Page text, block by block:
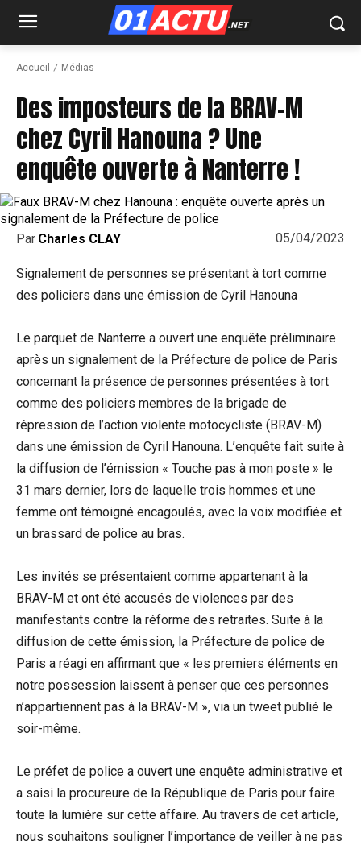
Accueil Médias
Des imposteurs de la BRAV-M
chez Cyril Hanouna ? Une
enquête ouverte à Nanterre !
05/04/2023
Par Charles CLAY
Signalement de personnes se présentant à tort comme
des policiers dans une émission de Cyril Hanouna
Le parquet de Nanterre a ouvert une enquête préliminaire
après un signalement de la Préfecture de police de Paris
concernant la présence de personnes présentées à tort
comme des policiers membres de la brigade de
répression de l’action violente motocycliste (BRAV-M)
dans une émission de Cyril Hanouna. L’enquête fait suite à
la diffusion de l’émission « Touche pas à mon poste » le
31 mars dernier, lors de laquelle trois hommes et une
femme ont témoigné encagoulés, avec la voix modifiée et
un brassard de police au bras.
Les invités se présentaient comme appartenant à la
BRAV-M et ont été accusés de violences par des
manifestants contre la réforme des retraites. Suite à la
diffusion de cette émission, la Préfecture de police de
Paris a réagi en affirmant que « les premiers éléments en
notre possession laissent à penser que ces personnes
n’appartiennent pas à la BRAV-M », via un tweet publié le
soir-même.
Le préfet de police a ouvert une enquête administrative et
a saisi la procureure de la République de Paris pour faire
toute la lumière sur cette affaire. Au travers de cet article,
nous souhaitons souligner l’importance de veiller à ne pas